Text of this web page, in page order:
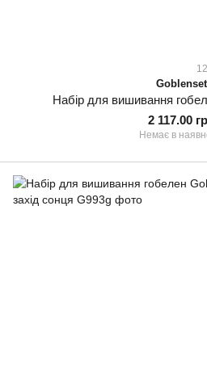
12
Goblenset
Набір для вишивання
2 117.00
Немає в